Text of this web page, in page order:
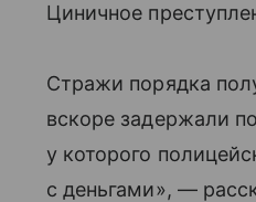
Циничное
Стражи порядка
вскоре задержали
у которого
с деньгами», —